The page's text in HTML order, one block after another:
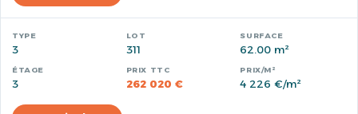
3 311 62.00 m²
3 262 020 € 4 226 €/m²